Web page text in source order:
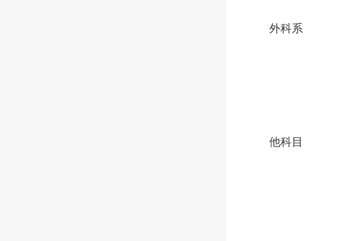
外科系
他科目